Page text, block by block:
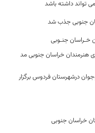
تواند داشته باشد
خـراسان جنـوبی
هنرمندان خراسان جنوبی مد
درشهرستان فردوس برگزار